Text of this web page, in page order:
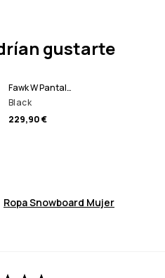
gustarte
Fawk W Pantalones Snowboard Mujer
Black
229,90 €
Ropa Snowboard Mujer